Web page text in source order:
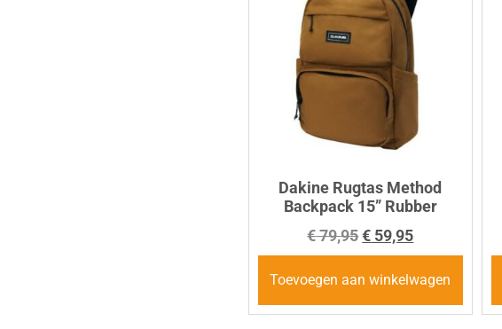
Dakine Rugtas Method
Backpack 15” Rubber
€79,95€ 59,95
Toevoegen aan winkelwagen